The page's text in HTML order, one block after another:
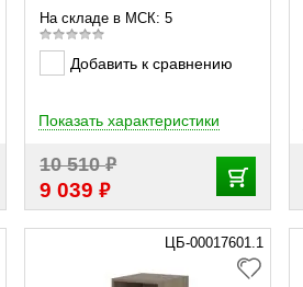
На складе в МСК: 5
Добавить к сравнению
10 510₽
9 039₽
Показать характеристики
ЦБ-00017601.1